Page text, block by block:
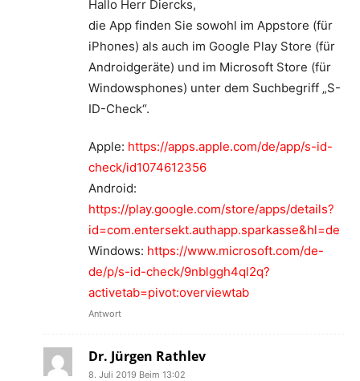
Hallo Herr Diercks,
die App finden Sie sowohl im Appstore (für
iPhones) als auch im Google Play Store (für
Androidgeräte) und im Microsoft Store (für
Windowsphones) unter dem Suchbegriff „S-
ID-Check“.
Apple: https://apps.apple.com/de/app/s-id-
check/id1074612356
Android:
https://play.google.com/store/apps/details?
id=com.entersekt.authapp.sparkasse&hl=de
Windows: https://www.microsoft.com/de-
de/p/s-id-check/9nblggh4ql2q?
activetab=pivot:overviewtab
Antwort
Dr. Jürgen Rathlev
8. Juli 2019 Beim 13:02